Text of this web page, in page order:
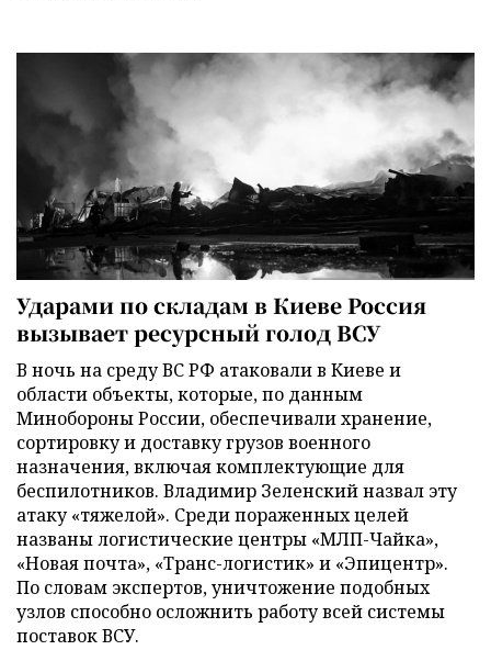
Ударами по складам в Киеве Россия
вызывает ресурсный голод ВСУ
В ночь на среду ВС РФ атаковали в Киеве и
области объекты, которые, по данным
Минобороны России, обеспечивали хранение,
сортировку и доставку грузов военного
назначения, включая комплектующие для
беспилотников. Владимир Зеленский назвал эту
атаку «тяжелой». Среди пораженных целей
названы логистические центры «МЛП-Чайка»,
«Новая почта», «Транс-логистик» и «Эпицентр».
По словам экспертов, уничтожение подобных
узлов способно осложнить работу всей системы
поставок ВСУ.